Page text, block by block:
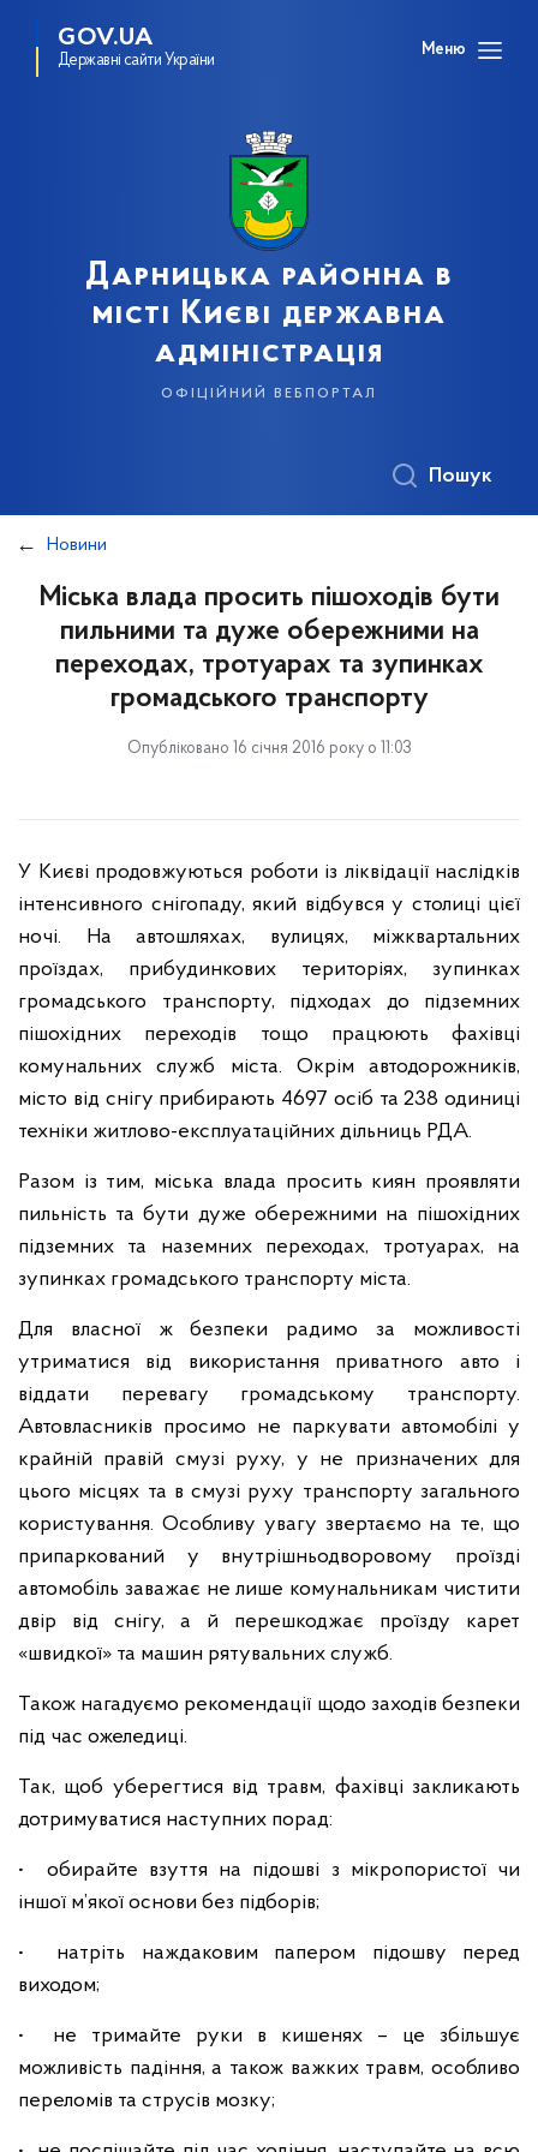
GOV.UA
Державні сайти України
Меню
Дарницька районна в
місті Києві державна
адміністрація
офіційний вебпортал
Пошук
Новини
Міська влада просить пішоходів бути
пильними та дуже обережними на
переходах, тротуарах та зупинках
громадського транспорту
Опубліковано 16 січня 2016 року о 11:03
У Києві продовжуються роботи із ліквідації наслідків
інтенсивного снігопаду, який відбувся у столиці цієї
ночі. На автошляхах, вулицях, міжквартальних
проїздах, прибудинкових територіях, зупинках
громадського транспорту, підходах до підземних
пішохідних переходів тощо працюють фахівці
комунальних служб міста. Окрім автодорожників,
місто від снігу прибирають 4697 осіб та 238 одиниці
техніки житлово-експлуатаційних дільниць РДА.
Разом із тим, міська влада просить киян проявляти
пильність та бути дуже обережними на пішохідних
підземних та наземних переходах, тротуарах, на
зупинках громадського транспорту міста.
Для власної ж безпеки радимо за можливості
утриматися від використання приватного авто і
віддати перевагу громадському транспорту.
Автовласників просимо не паркувати автомобілі у
крайній правій смузі руху, у не призначених для
цього місцях та в смузі руху транспорту загального
користування. Особливу увагу звертаємо на те, що
припаркований у внутрішньодворовому проїзді
автомобіль заважає не лише комунальникам чистити
двір від снігу, а й перешкоджає проїзду карет
«швидкої» та машин рятувальних служб.
Також нагадуємо рекомендації щодо заходів безпеки
під час ожеледиці.
Так, щоб уберегтися від травм, фахівці закликають
дотримуватися наступних порад:
• обирайте взуття на підошві з мікропористої чи
іншої м’якої основи без підборів;
• натріть наждаковим папером підошву перед
виходом;
• не тримайте руки в кишенях – це збільшує
можливість падіння, а також важких травм, особливо
переломів та струсів мозку;